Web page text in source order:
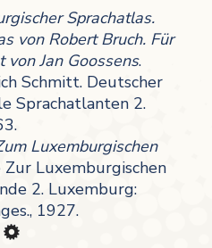
Sprachatlas.
von Robert Bruch. Für
von Jan Goossens.
Schmitt. Deutscher
Sprachatlanten 2.
Luxemburgischen
Zur Luxemburgischen
2. Luxemburg:
1927.